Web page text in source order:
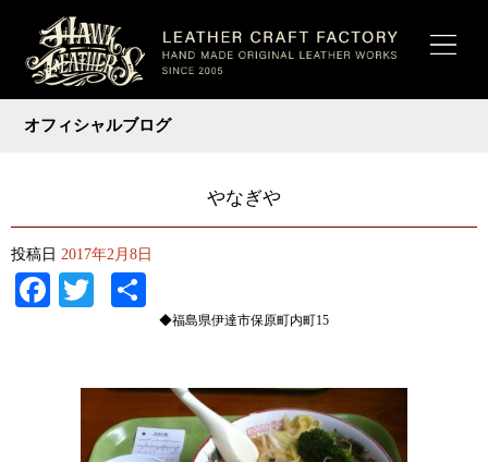
オフィシャルブログ
やなぎや
投稿日 2017年2月8日
Facebook
Twitter
有
◆福島県伊達市保原町内町15